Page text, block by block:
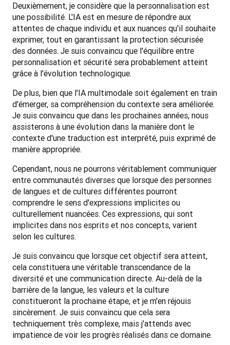
Deuxièmement, je considère que la personnalisation est
une possibilité. L'IA est en mesure de répondre aux
attentes de chaque individu et aux nuances qu'il souhaite
exprimer, tout en garantissant la protection sécurisée
des données. Je suis convaincu que l'équilibre entre
personnalisation et sécurité sera probablement atteint
grâce à l'évolution technologique.
De plus, bien que l'IA multimodale soit également en train
d'émerger, sa compréhension du contexte sera améliorée.
Je suis convaincu que dans les prochaines années, nous
assisterons à une évolution dans la manière dont le
contexte d'une traduction est interprété, puis exprimé de
manière appropriée.
Cependant, nous ne pourrons véritablement communiquer
entre communautés diverses que lorsque des personnes
de langues et de cultures différentes pourront
comprendre le sens d'expressions implicites ou
culturellement nuancées. Ces expressions, qui sont
implicites dans nos esprits et nos concepts, varient
selon les cultures.
Je suis convaincu que lorsque cet objectif sera atteint,
cela constituera une véritable transcendance de la
diversité et une communication directe. Au-delà de la
barrière de la langue, les valeurs et la culture
constitueront la prochaine étape, et je m'en réjouis
sincèrement. Je suis convaincu que cela sera
techniquement très complexe, mais j'attends avec
impatience de voir les progrès réalisés dans ce domaine.